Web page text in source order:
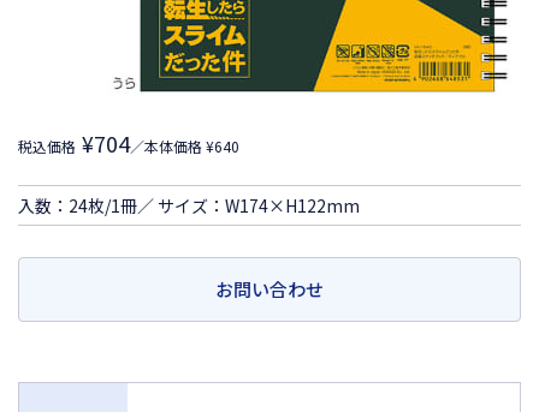
税込価格 ¥704／本体価格 ¥640
入数：24枚/1冊／ サイズ：W174×H122mm
お問い合わせ